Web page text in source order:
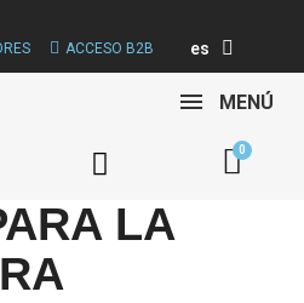
ACCESO B2B es
MENÚ
LA